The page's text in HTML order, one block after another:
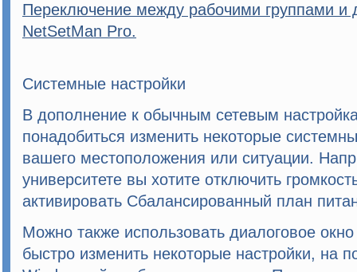
Переключение между рабочими группами
NetSetMan Pro.
Системные настройки
В дополнение к обычным сетевым
понадобиться изменить некоторые
вашего местоположения или ситуации.
университете вы хотите отключить
активировать Сбалансированный план
Можно также использовать диалоговое
быстро изменить некоторые настройки, на